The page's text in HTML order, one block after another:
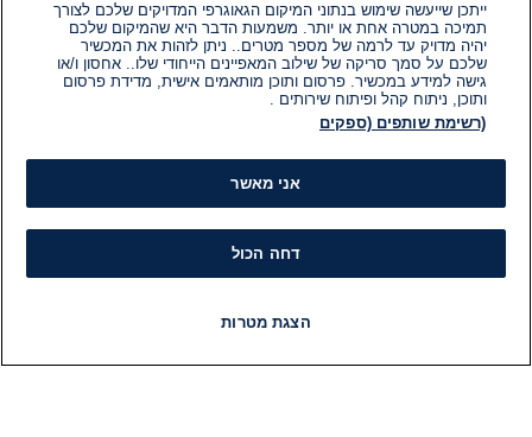
ייתכן שייעשה שימוש בנתוני המיקום הגאוגרפי המדויקים שלכם לצורך
תמיכה במטרה אחת או יותר. משמעות הדבר היא שהמיקום שלכם
יהיה מדויק עד לרמה של מספר מטרים.. ניתן לזהות את המכשיר
שלכם על סמך סריקה של שילוב המאפיינים הייחודי שלו.. אחסון ו/או
גישה למידע במכשיר. פרסום ותוכן מותאמים אישית, מדידת פרסום
ותוכן, ניתוח קהל ופיתוח שירותים .
(רשימת שותפים (ספקים
אני מאשר
דחה הכול
הצגת מטרות